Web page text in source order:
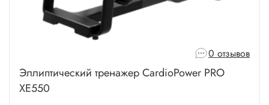
0 отзывов
Эллиптический тренажер CardioPower PRO
XE550